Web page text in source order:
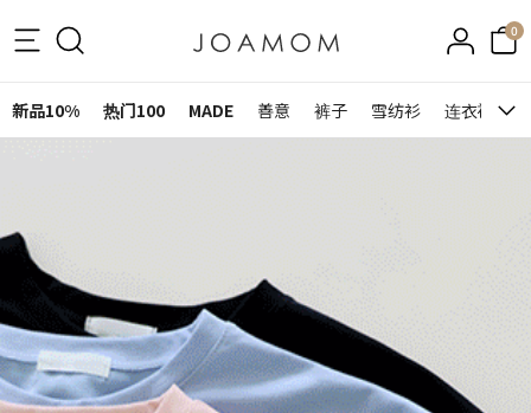
0
新品10% 热门100 MADE 善意 裤子 雪纺衫 连衣裙&裙